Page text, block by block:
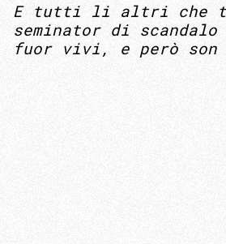
E tutti li altri che
seminator di
fuor vivi, e però